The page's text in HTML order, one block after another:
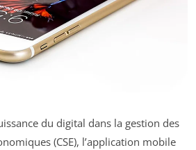
du digital dans la gestion des
(CSE), l’application mobile